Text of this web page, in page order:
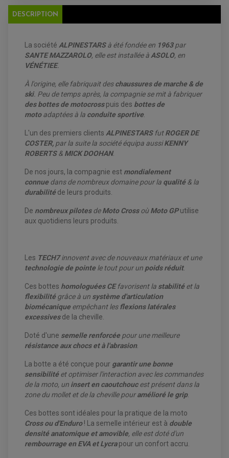
DÉMARREUR
ECLAIRAGE MOTO
REDRESSEUR / REGULATEUR
ATELIER, PADDOCK, STAND
ANTIPARASITE NGK
BOUGIE NGK
FILTRE A AIR
FILTRE A HUILE
OUTILLAGE
PRODUIT D'ENTRETIEN
FREINAGE
DISQUE DE FREIN ARRIERE
PLAQUETTE DE FREIN AVANT
PLAQUETTE DE FREIN ARRIERE
MAÎTRE CYLINDRE
EQUIPEMENT ELECTRIQUE QUAD / SSV
DURITE RADIATEUR
DESCRIPTION
La société ALPINESTARSà été fondée en 1963par
SANTE MAZZAROLO, elle est installée à ASOLO, en
VÉNÉTIEE.
À l'origine, elle fabriquait deschaussures de marche &de
ski. Peu de temps après, la compagnie se mit à fabriquer
des bottes de motocrosspuis des bottes de
motoadaptées à la conduite sportive
L'un des premiers clients ALPINESTARSfutROGER DE
COSTER, par la suite la société équipa aussiKENNY
ROBERTS& MICK DOOHAN.
De nos jours, la compagnie est mondialement
connue dans de nombreux domaine pour la qualité & la
durabilité de leurs produits.
De nombreux pilotesdeMoto CrossoùMoto GPutilise
aux quotidiens leurs produits.
Les TECH7innovent avec de nouveaux matériaux et une
technologie de pointe le tout pour un poids réduit.
Ces bottes homologuées CEfavorisent la stabilité et la
flexibilité grâce à un système d'articulation
biomécanique empêchant les flexions latérales
excessivesde la cheville.
Doté d'une semelle renforcée pour une meilleure
résistance aux chocs et à l'abrasion.
La botte a été conçue pour garantir une bonne
sensibilité et optimiser l'interaction avec les commandes
de la moto, un insert en caoutchoucest présent dans la
zone du mollet et de la cheville pouramélioré le grip.
Ces bottes sont idéales pour la pratique de la moto
Cross ou d'Enduro! La semelle intérieur est à double
densité anatomique et amovible, elle est doté d'un
rembourrage en EVA et Lycrapour un confort accru.